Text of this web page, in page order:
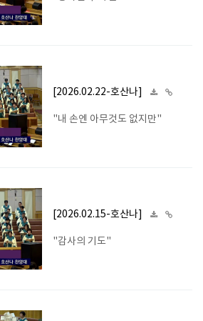
[2026.02.22-호산나]
"내 손엔 아무것도 없지만"
[2026.02.15-호산나]
"감사의 기도"